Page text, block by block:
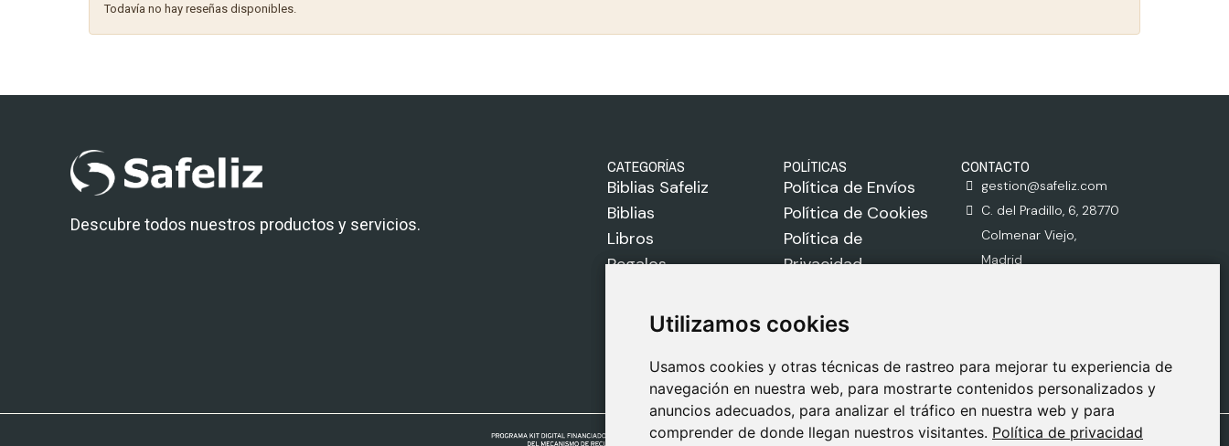
Utilizamos cookies
Usamos cookies y otras técnicas de rastreo para mejorar tu experiencia de
navegación en nuestra web, para mostrarte contenidos personalizados y
anuncios adecuados, para analizar el tráfico en nuestra web y para
comprender de donde llegan nuestros visitantes. Política de privacidad
Utilizamos cookies
Usamos cookies y otras técnicas de rastreo para mejorar tu experiencia de
navegación en nuestra web, para mostrarte contenidos personalizados y
anuncios adecuados, para analizar el tráfico en nuestra web y para
comprender de donde llegan nuestros visitantes. Política de privacidad
Todavía no hay reseñas disponibles.
Descubre todos nuestros productos y servicios.
CATEGORÍAS
Biblias Safeliz
Biblias
Libros
Regalos
Sobre Nosotros
POLÍTICAS
Política de Envíos
Política de Cookies
Política de
Privacidad
CONTACTO
gestion@safeliz.com
C. del Pradillo, 6, 28770
Colmenar Viejo,
Madrid